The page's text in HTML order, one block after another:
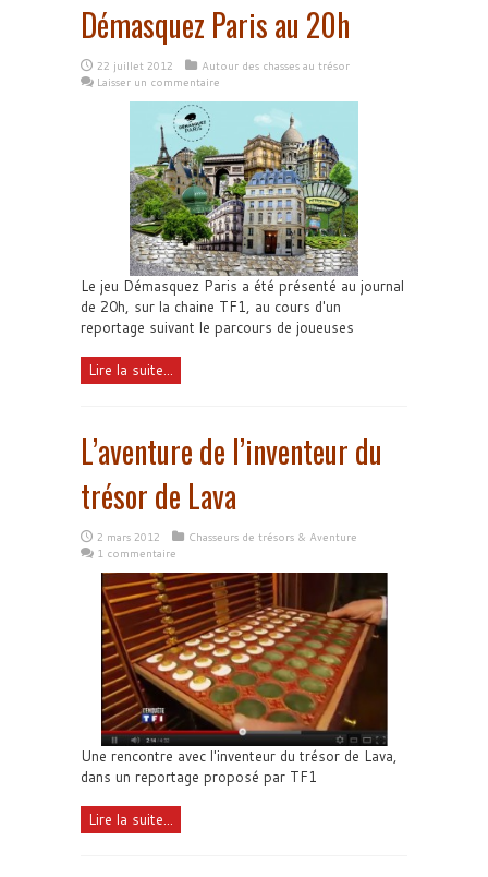
Démasquez Paris au 20h
22 juillet 2012
Autour des chasses au trésor
Laisser un commentaire
Le jeu Démasquez Paris a été présenté au journal
de 20h, sur la chaine TF1, au cours d'un
reportage suivant le parcours de joueuses
Lire la suite...
L’aventure de l’inventeur du
trésor de Lava
2 mars 2012
Chasseurs de trésors & Aventure
1 commentaire
Une rencontre avec l'inventeur du trésor de Lava,
dans un reportage proposé par TF1
Lire la suite...